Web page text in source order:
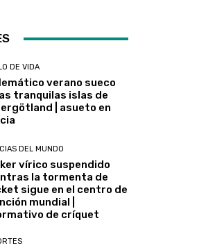
DE VIDA
verano sueco
tranquilas islas de
| asueto en
DEL MUNDO
vírico suspendido
la tormenta de
sigue en el centro de
mundial |
de críquet